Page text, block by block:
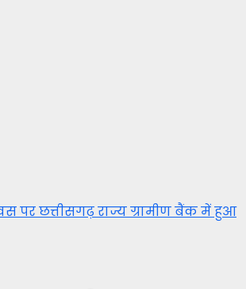
पर छत्तीसगढ़ राज्य ग्रामीण बैंक में हुआ